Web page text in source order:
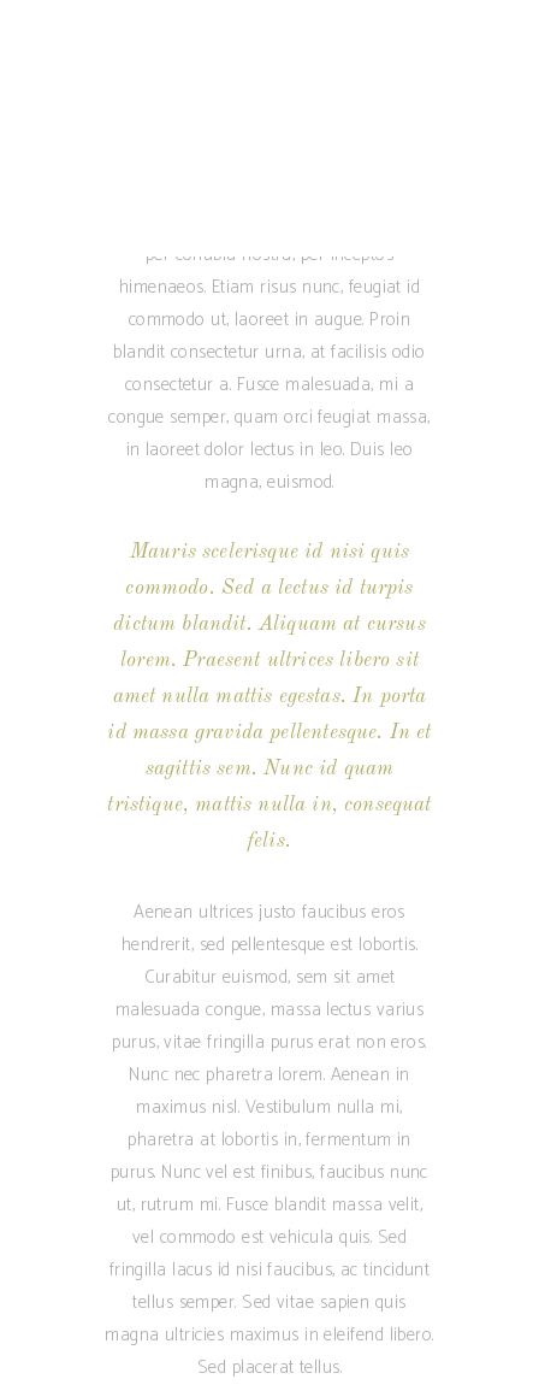
per conubia nostra, per inceptos
himenaeos. Etiam risus nunc, feugiat id
commodo ut, laoreet in augue. Proin
blandit consectetur urna, at facilisis odio
consectetur a. Fusce malesuada, mi a
congue semper, quam orci feugiat massa,
in laoreet dolor lectus in leo. Duis leo
magna, euismod.
Mauris scelerisque id nisi quis
commodo. Sed a lectus id turpis
dictum blandit. Aliquam at cursus
lorem. Praesent ultrices libero sit
amet nulla mattis egestas. In porta
id massa gravida pellentesque. In et
sagittis sem. Nunc id quam
tristique, mattis nulla in, consequat
felis.
Aenean ultrices justo faucibus eros
hendrerit, sed pellentesque est lobortis.
Curabitur euismod, sem sit amet
malesuada congue, massa lectus varius
purus, vitae fringilla purus erat non eros.
Nunc nec pharetra lorem. Aenean in
maximus nisl. Vestibulum nulla mi,
pharetra at lobortis in, fermentum in
purus. Nunc vel est finibus, faucibus nunc
ut, rutrum mi. Fusce blandit massa velit,
vel commodo est vehicula quis. Sed
fringilla lacus id nisi faucibus, ac tincidunt
tellus semper. Sed vitae sapien quis
magna ultricies maximus in eleifend libero.
Sed placerat tellus.